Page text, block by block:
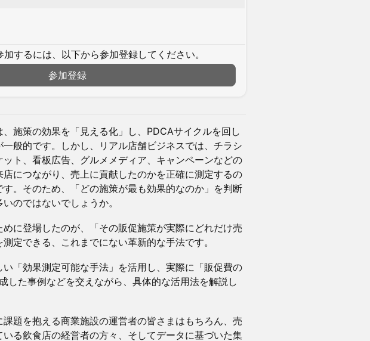
するには、以下から参加登録してください。
参加登録
施策の効果を「見える化」し、PDCAサイクルを回し
般的です。しかし、リアル店舗ビジネスでは、チラシ
ト、看板広告、グルメメディア、キャンペーンなどの
につながり、売上に貢献したのかを正確に測定するの
。そのため、「どの施策が最も効果的なのか」を判断
のではないでしょうか。
に登場したのが、「その販促施策が実際にどれだけ売
定できる、これまでにない革新的な手法です。
「効果測定可能な手法」を活用し、実際に「販促費の
した事例などを交えながら、具体的な活用法を解説し
題を抱える商業施設の運営者の皆さまはもちろん、売
る飲食店の経営者の方々、そしてデータに基づいた集